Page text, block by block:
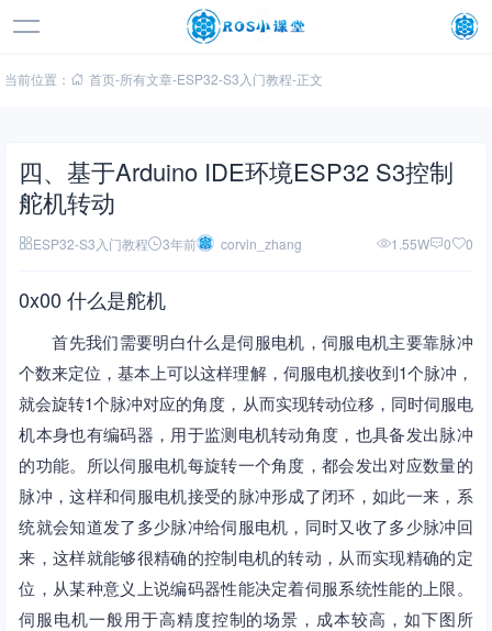
当前位置： 首页-所有文章-ESP32-S3入门教程-正文
四、基于Arduino IDE环境ESP32 S3控制
舵机转动
ESP32-S3入门教程 3年前 corvin_zhang 1.55W 0 0
0x00 什么是舵机
首先我们需要明白什么是伺服电机，伺服电机主要靠脉冲
个数来定位，基本上可以这样理解，伺服电机接收到1个脉冲，
就会旋转1个脉冲对应的角度，从而实现转动位移，同时伺服电
机本身也有编码器，用于监测电机转动角度，也具备发出脉冲
的功能。所以伺服电机每旋转一个角度，都会发出对应数量的
脉冲，这样和伺服电机接受的脉冲形成了闭环，如此一来，系
统就会知道发了多少脉冲给伺服电机，同时又收了多少脉冲回
来，这样就能够很精确的控制电机的转动，从而实现精确的定
位，从某种意义上说编码器性能决定着伺服系统性能的上限。
伺服电机一般用于高精度控制的场景，成本较高，如下图所